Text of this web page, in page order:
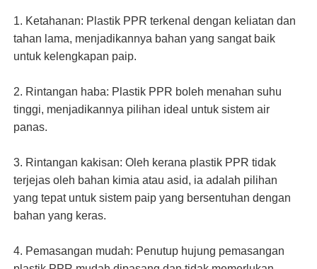
1. Ketahanan: Plastik PPR terkenal dengan keliatan dan
tahan lama, menjadikannya bahan yang sangat baik
untuk kelengkapan paip.
2. Rintangan haba: Plastik PPR boleh menahan suhu
tinggi, menjadikannya pilihan ideal untuk sistem air
panas.
3. Rintangan kakisan: Oleh kerana plastik PPR tidak
terjejas oleh bahan kimia atau asid, ia adalah pilihan
yang tepat untuk sistem paip yang bersentuhan dengan
bahan yang keras.
4. Pemasangan mudah: Penutup hujung pemasangan